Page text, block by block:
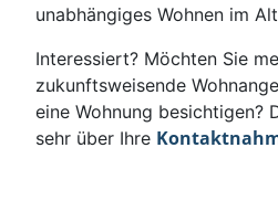
unabhängiges Wohnen im
Interessiert? Möchten Sie
zukunftsweisende
eine Wohnung besichtigen?
sehr über Ihre